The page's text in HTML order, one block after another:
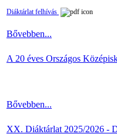
Diáktárlat felhívás
Bővebben...
A 20 éves Országos
Bővebben...
XX. Diáktárlat 2025/2026 -